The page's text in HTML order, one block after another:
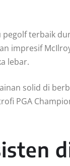
terbaik
impresif
lebar.
solid di
PGA